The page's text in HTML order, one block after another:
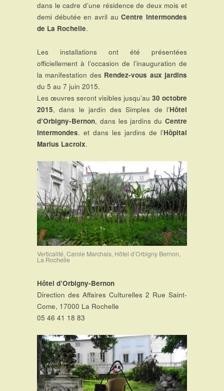
dans le cadre d’une résidence de deux mois et
demi débutée en avril auCentre Intermondes
de La Rochelle.
Les installations ont été présentées
officiellement à l’occasion de l’inauguration de
la manifestation des Rendez-vous aux jardins
du 5 au 7 juin 2015.
Les œuvres seront visibles jusqu’au 30 octobre
2015, dans le jardin des Simples de l’Hôtel
d’Orbigny-Bernon, dans les jardins du Centre
Intermondes. et dans les jardins de l’Hôpital
Marius Lacroix.
Verticalité, Carole Marchais, Hôtel d’Orbigny Bernon,
La Rochelle
Hôtel d’Orbigny-Bernon
Direction des Affaires Culturelles 2 Rue Saint-
Come, 17000 La Rochelle
05 46 41 18 83